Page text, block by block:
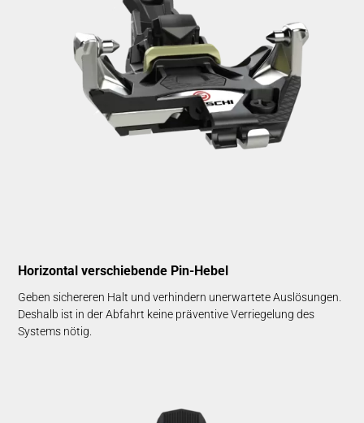
Horizontal verschiebende Pin-Hebel
Geben sichereren Halt und verhindern unerwartete Auslösungen.
Deshalb ist in der Abfahrt keine präventive Verriegelung des
Systems nötig.